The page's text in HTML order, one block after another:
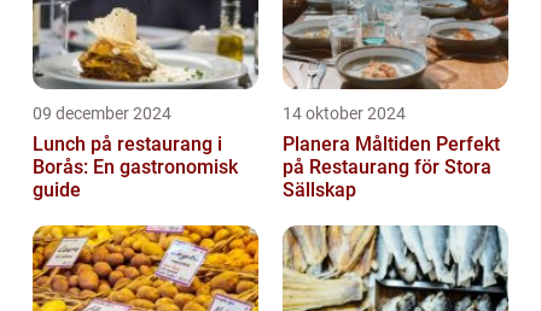
09 december 2024
Lunch på restaurang i
Borås: En gastronomisk
guide
14 oktober 2024
Planera Måltiden Perfekt
på Restaurang för Stora
Sällskap